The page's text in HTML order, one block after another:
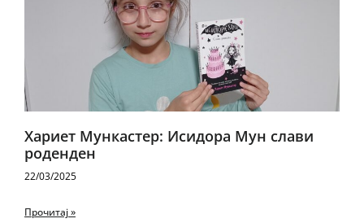
Хариет Мункастер: Исидора Мун слави
роденден
22/03/2025
Прочитај »